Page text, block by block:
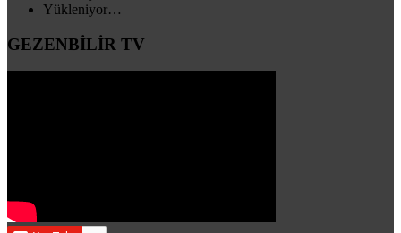
Yükleniyor…
GEZENBİLİR TV